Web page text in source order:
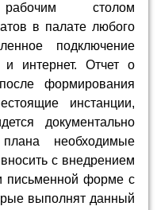
столом
в палате любого
подключение
и интернет. Отчет о
формирования
инстанции,
документально
плана необходимые
с внедрением
письменной форме с
выполнят данный